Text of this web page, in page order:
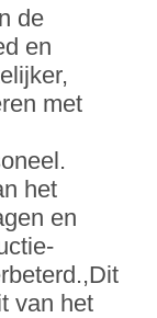
de
en
met
het
en
van het